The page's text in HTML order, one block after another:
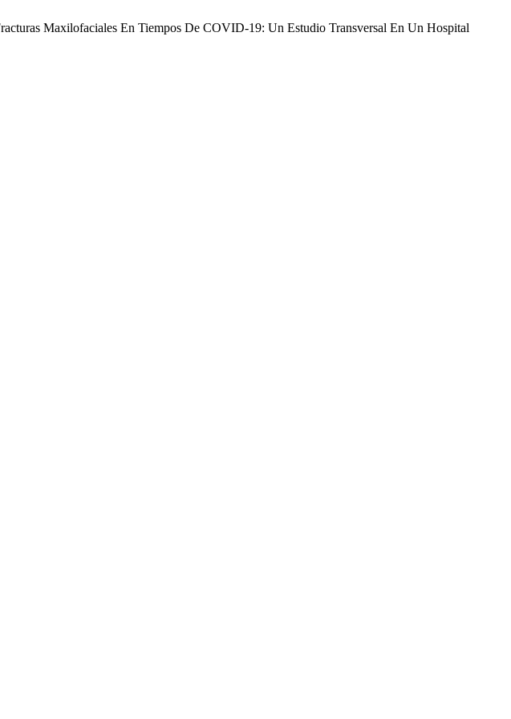
Maxilofaciales En Tiempos De COVID-19: Un Estudio Transversal En Un Hospital